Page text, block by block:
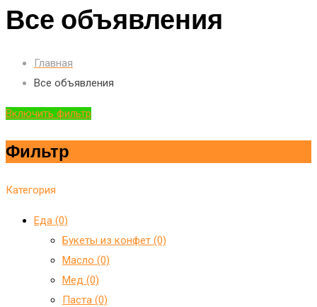
Все объявления
Главная
Все объявления
Включить фильтр
Фильтр
Категория
Еда (0)
Букеты из конфет (0)
Масло (0)
Мед (0)
Паста (0)